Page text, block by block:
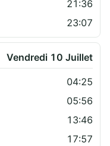
21:36
23:07
Vendredi 10 Juillet
04:25
05:56
13:46
17:57